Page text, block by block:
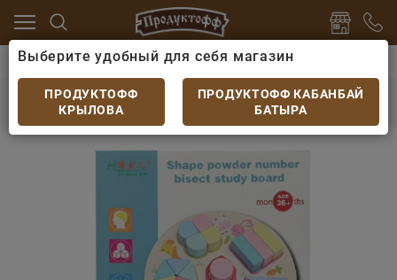
Игрушки
Конструктор Доли Дерево (Shape
Конструктор Доли Дерево (Shape Powder
Выберите удобный для себя магазин
ПРОДУКТОФФ
КРЫЛОВА
ПРОДУКТОФФ КАБАНБАЙ
БАТЫРА